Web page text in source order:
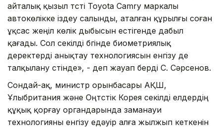
айталық қызыл түсті Toyota Camry маркалы
автокөлікке іздеу салынды, аталған құрылғы соған
ұқсас жеңіл көлік дыбысын естігенде дабыл
қағады. Сол секілді бүгінде биометриялық
деректерді анықтау технологиясын енгізу де
талқылану үстінде», - деп жауап берді С. Сәрсенов.
Сондай-ақ, министр орынбасары АҚШ,
Ұлыбритания және Оңтүстік Корея секілді елдердің
құқық қорғау органдарында заманауи
технологияны енгізу едәуір алға жылжып кеткенін